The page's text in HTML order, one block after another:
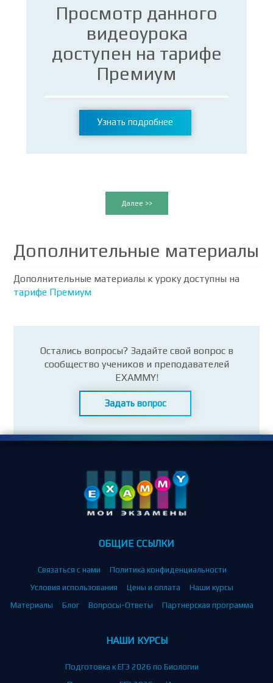
Просмотр данного
видеоурока
доступен на тарифе
Премиум
Узнать подробнее
Далее >>
Дополнительные материалы
Дополнительные материалы к уроку доступны на
тарифе Премиум
Остались вопросы? Задайте свой вопрос в
сообщество учеников и преподавателей
EXAMMY!
Задать вопрос
ОБЩИЕ ССЫЛКИ
Связаться с нами
Политика конфиденциальности
Условия использования
Цены и оплата
Наши курсы
Материалы
Блог Вопросы-Ответы Партнерская программа
НАШИ КУРСЫ
Подготовка к ЕГЭ 2026 по Биологии